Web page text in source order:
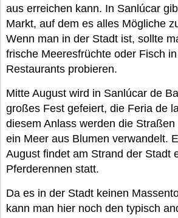
aus erreichen kann. In Sanlúcar
Markt, auf dem es alles Mögliche
Wenn man in der Stadt ist, sollte
frische Meeresfrüchte oder Fisch
Restaurants probieren.
Mitte August wird in Sanlúcar de
großes Fest gefeiert, die Feria de
diesem Anlass werden die
ein Meer aus Blumen verwandelt.
August findet am Strand der Stadt
Pferderennen statt.
Da es in der Stadt keinen
kann man hier noch den typisch